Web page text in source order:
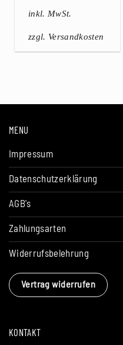
inkl. MwSt.
zzgl. Versandkosten
KONTAKT
MENU
Impressum
Datenschutzerklärung
AGB's
Zahlungsarten
Widerrufsbelehrung
Vertrag widerrufen